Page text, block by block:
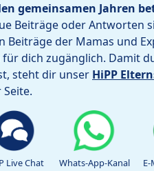
gemeinsamen Jahren
Beiträge oder Antworten
Beiträge der Mamas und
dich zugänglich. Damit
steht dir unser HiPP
Live Chat Whats-App-Kanal